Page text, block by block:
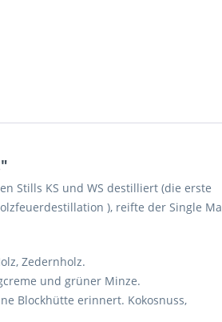
Stills KS und WS destilliert (die erste
), reifte der Single
Zedernholz.
und grüner Minze.
Blockhütte erinnert. Kokosnuss,